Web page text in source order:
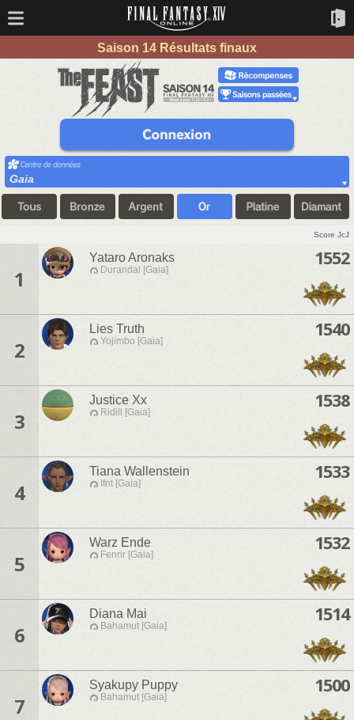
Saison 14 Résultats finaux
Gaia
Score JcJ
1
Yataro Aronaks
Durandal [Gaia]
1552
2
Lies Truth
Yojimbo [Gaia]
1540
3
Justice Xx
Ridill [Gaia]
1538
4
Tiana Wallenstein
Ifrit [Gaia]
1533
5
Warz Ende
Fenrir [Gaia]
1532
6
Diana Mai
Bahamut [Gaia]
1514
7
Syakupy Puppy
Bahamut [Gaia]
1500